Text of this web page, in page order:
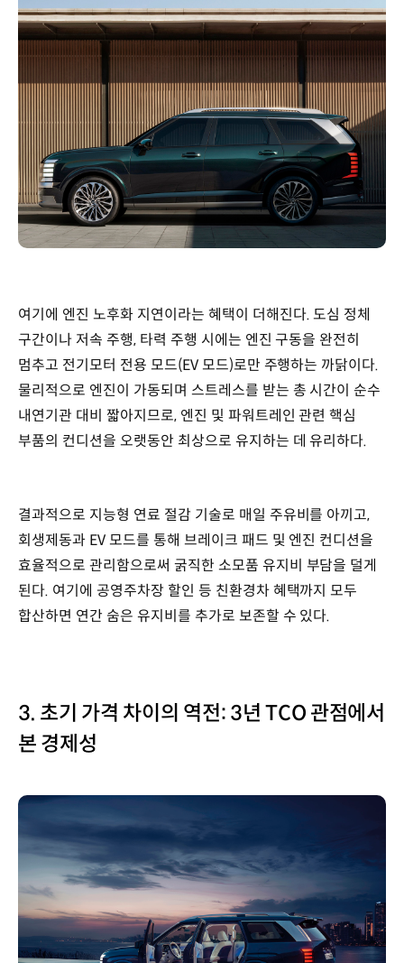
여기에 엔진 노후화 지연이라는 혜택이 더해진다. 도심 정체
구간이나 저속 주행, 타력 주행 시에는 엔진 구동을 완전히
멈추고 전기모터 전용 모드(EV 모드)로만 주행하는 까닭이다.
물리적으로 엔진이 가동되며 스트레스를 받는 총 시간이 순수
내연기관 대비 짧아지므로, 엔진 및 파워트레인 관련 핵심
부품의 컨디션을 오랫동안 최상으로 유지하는 데 유리하다.
결과적으로 지능형 연료 절감 기술로 매일 주유비를 아끼고,
회생제동과 EV 모드를 통해 브레이크 패드 및 엔진 컨디션을
효율적으로 관리함으로써 굵직한 소모품 유지비 부담을 덜게
된다. 여기에 공영주차장 할인 등 친환경차 혜택까지 모두
합산하면 연간 숨은 유지비를 추가로 보존할 수 있다.
3. 초기 가격 차이의 역전: 3년 TCO 관점에서
본 경제성